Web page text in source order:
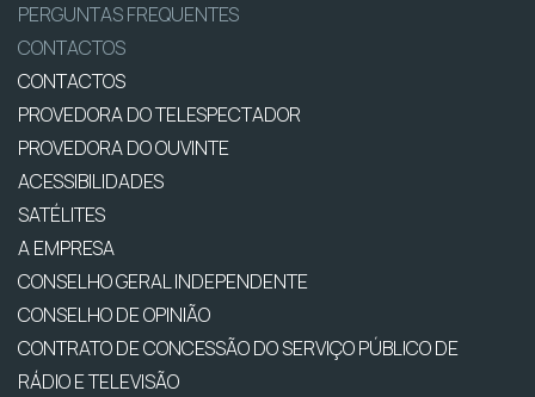
PERGUNTAS FREQUENTES
CONTACTOS
CONTACTOS
PROVEDORA DO TELESPECTADOR
PROVEDORA DO OUVINTE
ACESSIBILIDADES
SATÉLITES
A EMPRESA
CONSELHO GERAL INDEPENDENTE
CONSELHO DE OPINIÃO
CONTRATO DE CONCESSÃO DO SERVIÇO PÚBLICO DE
RÁDIO E TELEVISÃO